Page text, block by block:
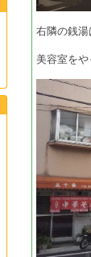
右隣の銭湯
美容室を